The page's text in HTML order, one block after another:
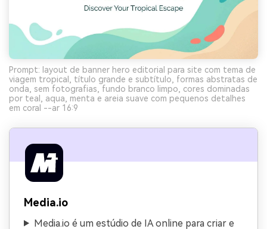
Prompt: layout de banner hero editorial para site com tema de
viagem tropical, título grande e subtítulo, formas abstratas de
onda, sem fotografias, fundo branco limpo, cores dominadas
por teal, aqua, menta e areia suave com pequenos detalhes
em coral --ar 16:9
Media.io
Media.io é um estúdio de IA online para criar e